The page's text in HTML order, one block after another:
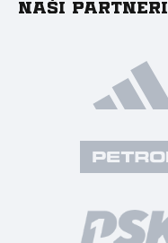
Naši partneri